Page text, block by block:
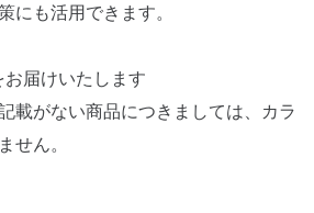
にも活用できます。
届けいたします
載がない商品につきましては、カラ
せん。